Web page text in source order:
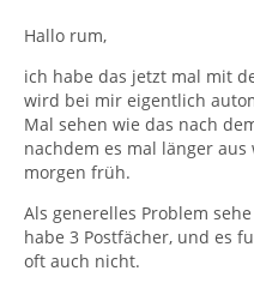
Hallo rum,
ich habe das jetzt mal mit
wird bei mir eigentlich
Mal sehen wie das nach
nachdem es mal länger
morgen früh.
Als generelles Problem
habe 3 Postfächer, und es
oft auch nicht.